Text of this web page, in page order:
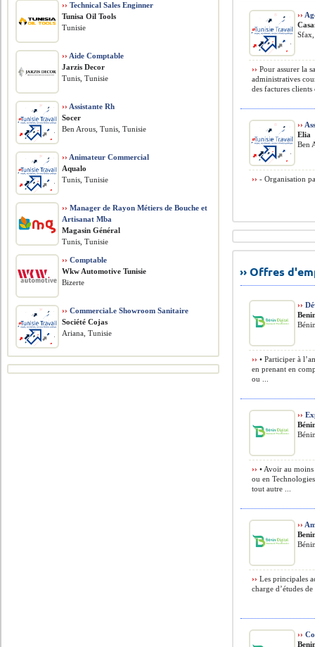
››
›› Pour assurer la
administratives
des factures
››
Elia
Ben
›› - Organisation
›› Offres
››
›› • Participer à
en prenant en
ou ...
››
›› • Avoir au
ou en
tout autre ...
››
›› Les principales
charge d’études
››
›› Technical Sales Enginner
Tunisa Oil Tools
Tunisie
›› Aide Comptable
Jarzis Decor
Tunis, Tunisie
›› Assistante Rh
Socer
Ben Arous, Tunis, Tunisie
›› Animateur Commercial
Aqualo
Tunis, Tunisie
›› Manager de Rayon Métiers de Bouche et
Artisanat Mba
Magasin Général
Tunis, Tunisie
›› Comptable
Wkw Automotive Tunisie
Bizerte
›› Commercial.e Showroom Sanitaire
Société Cojas
Ariana, Tunisie